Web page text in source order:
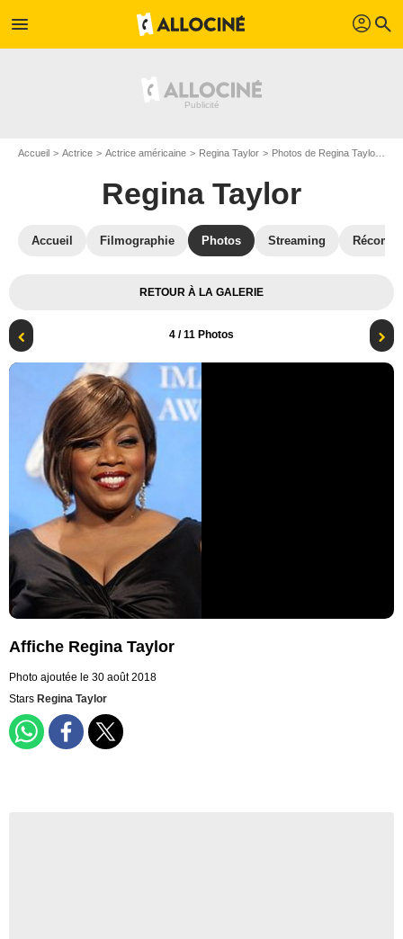
menu profil search
Accueil Actrice Actrice américaine Regina Taylor Photos de Regina Taylor
Regina Taylor
Accueil Filmographie Photos Streaming
RETOUR À LA GALERIE
4 / 11 Photos
Affiche Regina Taylor
Photo ajoutée le 30 août 2018
Stars Regina Taylor